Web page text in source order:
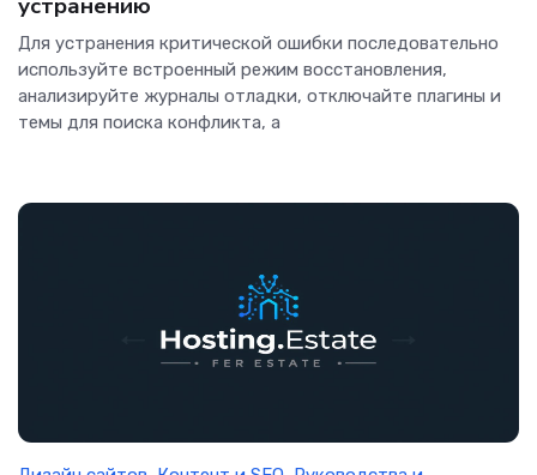
Для устранения критической ошибки последовательно
используйте встроенный режим восстановления,
анализируйте журналы отладки, отключайте плагины и
темы для поиска конфликта, а